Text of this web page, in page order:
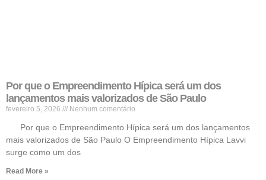
Por que o Empreendimento Hípica será um dos
lançamentos mais valorizados de São Paulo
fevereiro 5, 2026 Nenhum comentário
Por que o Empreendimento Hípica será um dos lançamentos
mais valorizados de São Paulo O Empreendimento Hípica Lavvi
surge como um dos
Read More »